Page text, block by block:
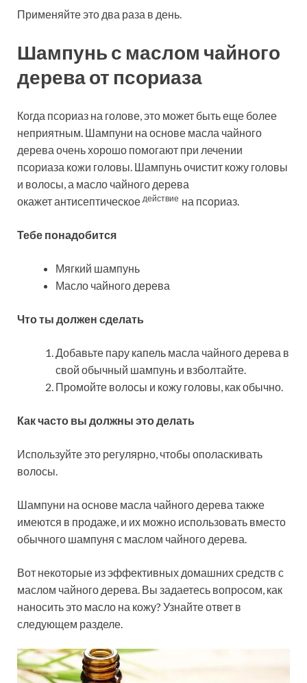
Применяйте это два раза в день.
Шампунь с маслом чайного
дерева от псориаза
Когда псориаз на голове, это может быть еще более
неприятным. Шампуни на основе масла чайного
дерева очень хорошо помогают при лечении
псориаза кожи головы. Шампунь очистит кожу головы
и волосы, а масло чайного дерева
окажетантисептическое действие на псориаз.
Тебе понадобится
Мягкий шампунь
Масло чайного дерева
Что ты должен сделать
Добавьте пару капель масла чайного дерева в
свой обычный шампунь и взболтайте.
Промойте волосы и кожу головы, как обычно.
Как часто вы должны это делать
Используйте это регулярно, чтобы ополаскивать
волосы.
Шампуни на основе масла чайного дерева также
имеются в продаже, и их можно использовать вместо
обычного шампуня с маслом чайного дерева.
Вот некоторые из эффективных домашних средств с
маслом чайного дерева. Вы задаетесь вопросом, как
наносить это масло на кожу? Узнайте ответ в
следующем разделе.